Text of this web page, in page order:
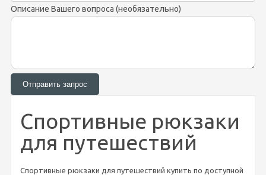
Описание Вашего вопроса (необязательно)
Спортивные рюкзаки
для путешествий
Спортивные рюкзаки для путешествий купить по доступной